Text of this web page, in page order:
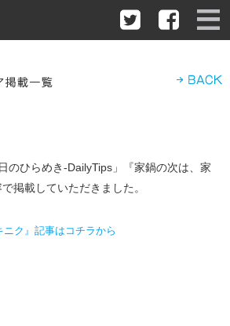
のひらめき-DailyTips」『家鍋の次は、家
掲載していただきました。
ニク』記事はコチラから